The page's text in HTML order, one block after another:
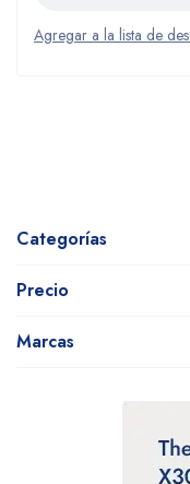
Categorías
Precio
Marcas